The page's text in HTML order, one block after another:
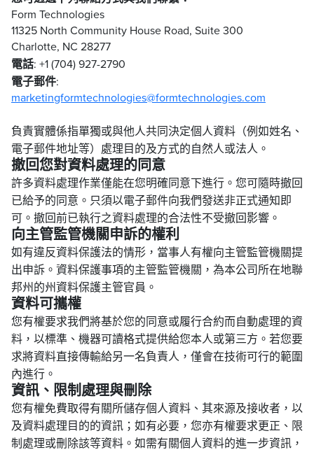
Form Technologies
11325 North Community House Road, Suite 300
Charlotte, NC 28277
電話: +1 (704) 927-2790
電子郵件:
marketingformtechnologies@formtechnologies.com
負責實體係指單獨或與他人共同決定個人資料（例如姓名、
電子郵件地址等）處理目的及方式的自然人或法人。
撤回您對資料處理的同意
許多資料處理作業僅能在您明確同意下進行。您可隨時撤回
已給予的同意。只須以電子郵件向我們發送非正式通知即
可。撤回前已執行之資料處理的合法性不受撤回影響。
向主管監管機關申訴的權利
如有違反資料保護法的情形，當事人有權向主管監管機關提
出申訴。資料保護事項的主管監管機關，為本公司所在地聯
邦州的州資料保護主管官員。
資料可攜權
您有權要求我們將基於您的同意或履行合約而自動處理的資
料，以標準、機器可讀格式提供給您本人或第三方。若您要
求將資料直接傳輸給另一名負責人，僅會在技術可行的範圍
內進行。
資訊、限制處理與刪除
您有權免費取得有關所儲存個人資料、其來源及接收者，以
及資料處理目的的資訊；如有必要，您亦有權要求更正、限
制處理或刪除該等資料。如需有關個人資料的進一步資訊，